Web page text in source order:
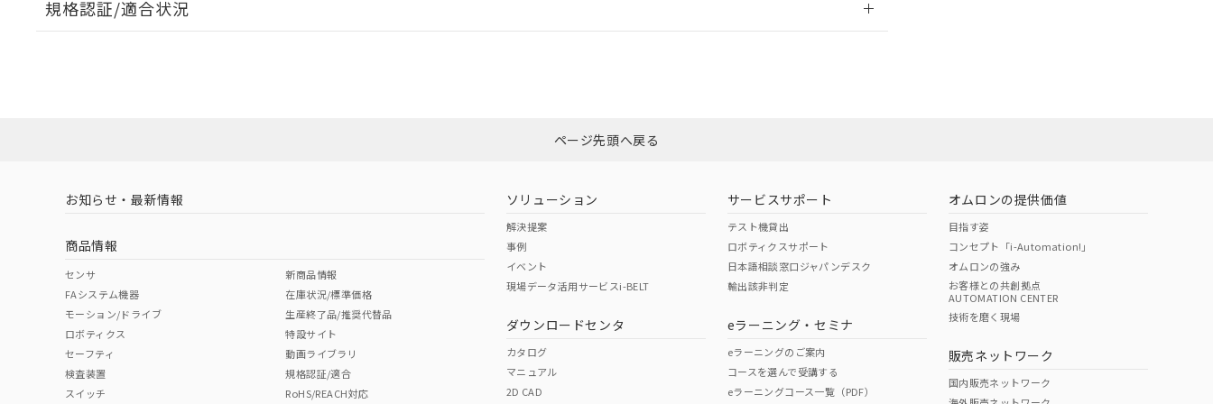
規格認証/適合状況
ページ先頭へ戻る
お知らせ・最新情報
商品情報
センサ
FAシステム機器
モーション/ドライブ
ロボティクス
セーフティ
検査装置
スイッチ
新商品情報
在庫状況/標準価格
生産終了品/推奨代替品
特設サイト
動画ライブラリ
規格認証/適合
RoHS/REACH対応
ソリューション
解決提案
事例
イベント
現場データ活用サービスi-BELT
ダウンロードセンタ
カタログ
マニュアル
2D CAD
サービスサポート
テスト機貸出
ロボティクスサポート
日本語相談窓口ジャパンデスク
輸出該非判定
eラーニング・セミナ
eラーニングのご案内
コースを選んで受講する
eラーニングコース一覧（PDF）
オムロンの提供価値
目指す姿
コンセプト「i-Automation!」
オムロンの強み
お客様との共創拠点
AUTOMATION CENTER
技術を磨く現場
販売ネットワーク
国内販売ネットワーク